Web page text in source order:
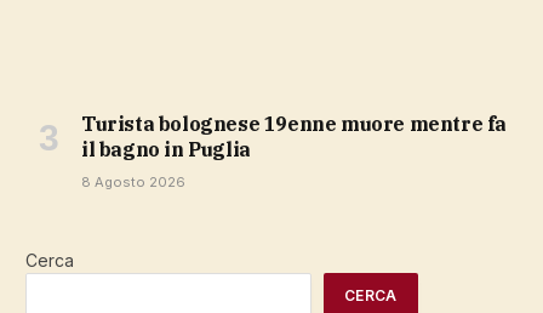
Turista bolognese 19enne muore mentre fa
il bagno in Puglia
8 Agosto 2026
Cerca
CERCA